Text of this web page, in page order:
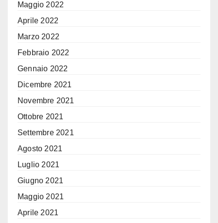
Maggio 2022
Aprile 2022
Marzo 2022
Febbraio 2022
Gennaio 2022
Dicembre 2021
Novembre 2021
Ottobre 2021
Settembre 2021
Agosto 2021
Luglio 2021
Giugno 2021
Maggio 2021
Aprile 2021